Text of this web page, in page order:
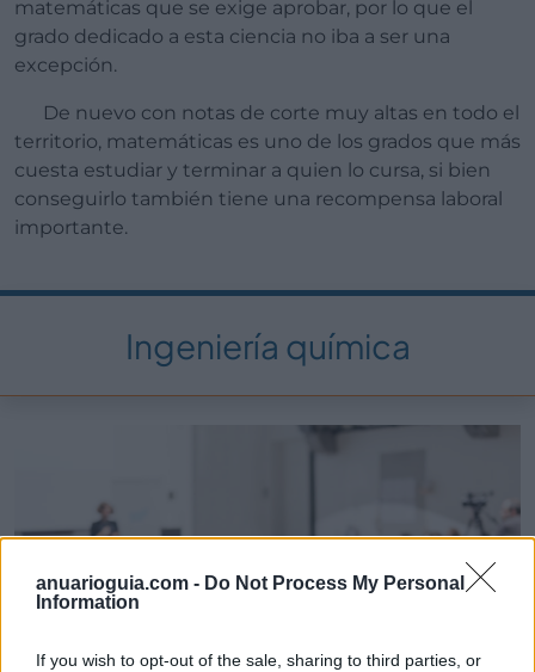
anuarioguia.com - Do Not Process My Personal
Information
If you wish to opt-out of the sale, sharing to third parties, or
matemáticas que se exige aprobar, por lo que el
grado dedicado a esta ciencia no iba a ser una
excepción.
De nuevo con notas de corte muy altas en todo el
territorio, matemáticas es uno de los grados que más
cuesta estudiar y terminar a quien lo cursa, si bien
conseguirlo también tiene una recompensa laboral
importante.
Ingeniería química